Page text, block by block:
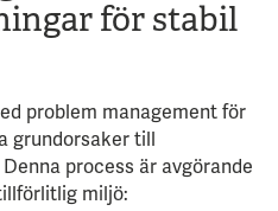
för stabil
problem management för
grundorsaker till
process är avgörande
miljö: